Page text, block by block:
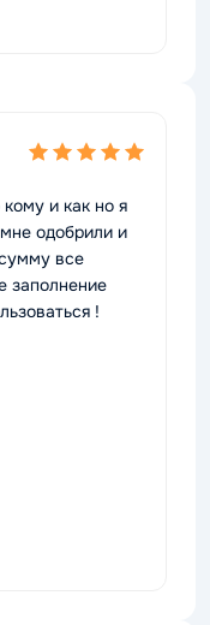
и как но я
одобрили и
все
заполнение
!